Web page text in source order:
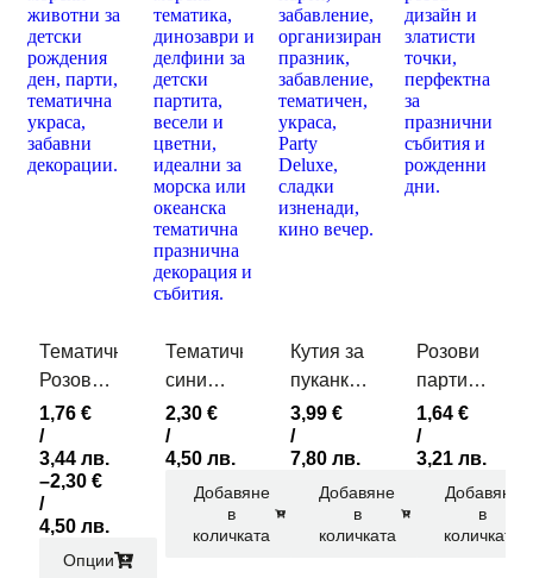
Тематични
Розови
Парти
Чинийки
Китчета
1,76 €
/
3,44 лв.
–2,30 €
/
4,50 лв.
Опции
Тематични
сини
парти
чинийки
кит 23см
2,30 €
/
4,50 лв.
Добавяне
в
количката
Кутия за
пуканки
LITTLE
PLANE
3,99 €
/
7,80 лв.
Добавяне
в
количката
Розови
парти
чашки
на
златни
точици
1,64 €
/
3,21 лв.
Добавяне
в
количката